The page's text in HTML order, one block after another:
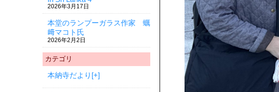
2026年3月17日
本堂のランプーガラス作家 蠣
﨑マコト氏
2026年2月2日
カテゴリ
本納寺だより [+]